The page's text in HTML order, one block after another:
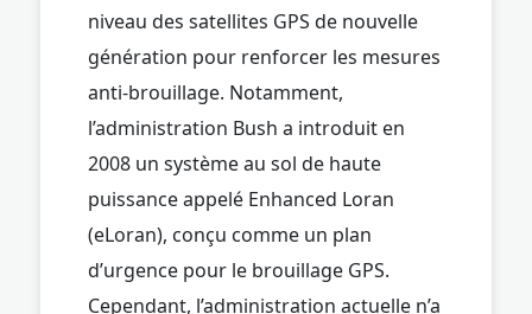
niveau des satellites GPS de nouvelle
génération pour renforcer les mesures
anti-brouillage. Notamment,
l’administration Bush a introduit en
2008 un système au sol de haute
puissance appelé Enhanced Loran
(eLoran), conçu comme un plan
d’urgence pour le brouillage GPS.
Cependant, l’administration actuelle n’a